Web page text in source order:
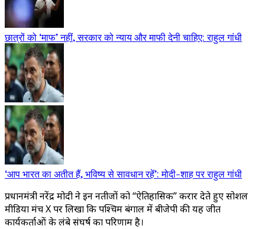
छात्रों को ‘माफ’ नहीं, सरकार को न्याय और माफी देनी चाहिए: राहुल गांधी
‘आप भारत का अतीत हैं, भविष्य से सावधान रहें’: मोदी-शाह पर राहुल गांधी
प्रधानमंत्री नरेंद्र मोदी ने इन नतीजों को “ऐतिहासिक” करार देते हुए सोशल
मीडिया मंच X पर लिखा कि पश्चिम बंगाल में बीजेपी की यह जीत
कार्यकर्ताओं के लंबे संघर्ष का परिणाम है।